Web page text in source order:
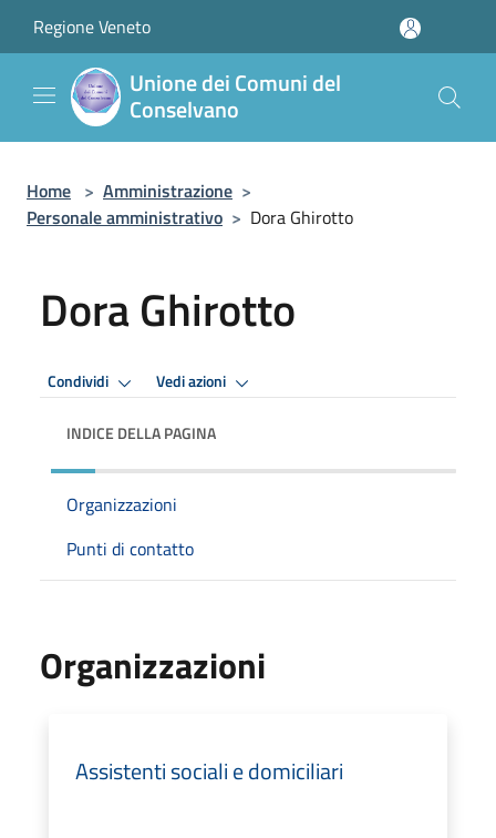
Regione Veneto
Unione dei Comuni del
Conselvano
Home > Amministrazione >
Personale amministrativo > Dora Ghirotto
Dora Ghirotto
Condividi Vedi azioni
INDICE DELLA PAGINA
Organizzazioni
Punti di contatto
Organizzazioni
Assistenti sociali e domiciliari